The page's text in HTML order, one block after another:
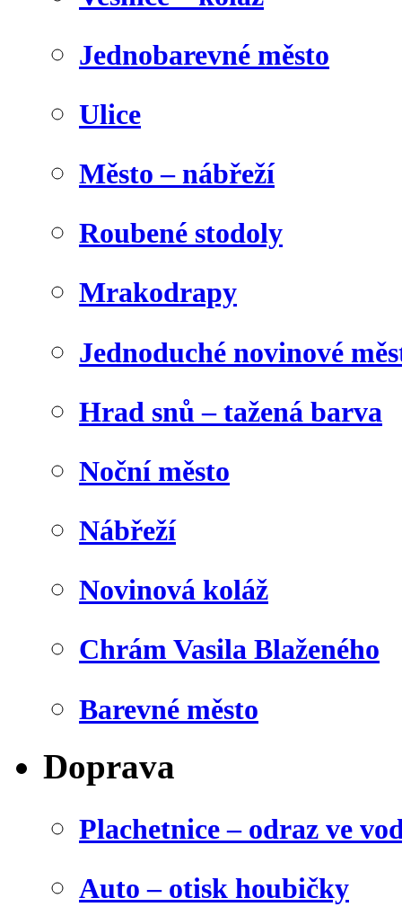
Jednobarevné město
Ulice
Město – nábřeží
Roubené stodoly
Mrakodrapy
Jednoduché novinové
Hrad snů – tažená barva
Noční město
Nábřeží
Novinová koláž
Chrám Vasila Blaženého
Barevné město
Doprava
Plachetnice – odraz ve
Auto – otisk houbičky